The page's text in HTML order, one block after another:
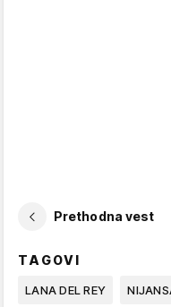
Prethodna vest
TAGOVI
LANA DEL REY